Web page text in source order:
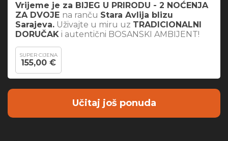
Vrijeme je za BIJEG U PRIRODU - 2 NOĆENJA
ZA DVOJE na ranču Stara Avlija blizu
Sarajeva. Uživajte u miru uz TRADICIONALNI
DORUČAK i autentični BOSANSKI AMBIJENT!
SUPER CIJENA
155,00 €
Učitaj još ponuda